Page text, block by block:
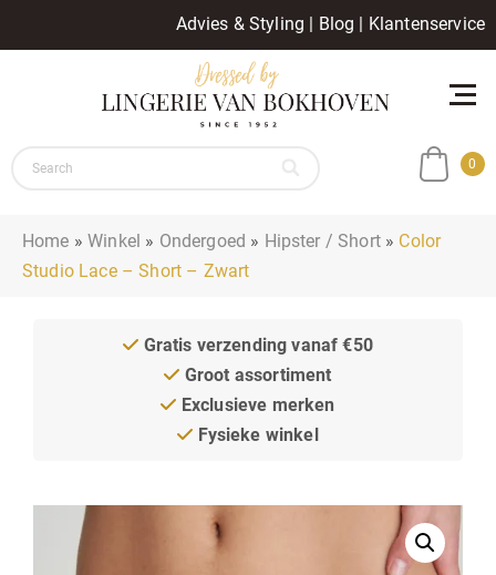
Advies & Styling | Blog | Klantenservice
0
Home »Winkel » Ondergoed » Hipster / Short» Color
Studio Lace – Short – Zwart
Gratis verzending vanaf €50
Groot assortiment
Exclusieve merken
Fysieke winkel